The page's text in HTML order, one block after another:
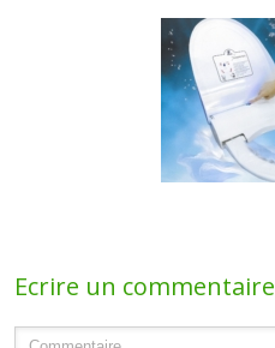
Ecrire un commentaire